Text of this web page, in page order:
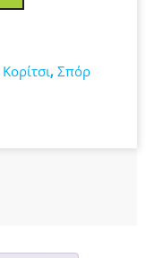
Κορίτσι, Σπόρ